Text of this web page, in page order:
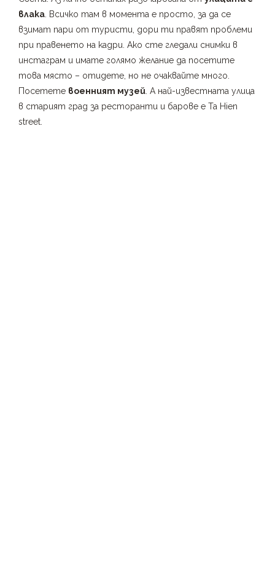
влака . Всичко там в момента е просто, за да се
взимат пари от туристи, дори ти правят проблеми
при правенето на кадри. Ако сте гледали снимки в
инстаграм и имате голямо желание да посетите
това място – отидете, но не очаквайте много.
Посетете военният музей . А най-известната улица
в старият град за ресторанти и барове е Ta Hien
street.